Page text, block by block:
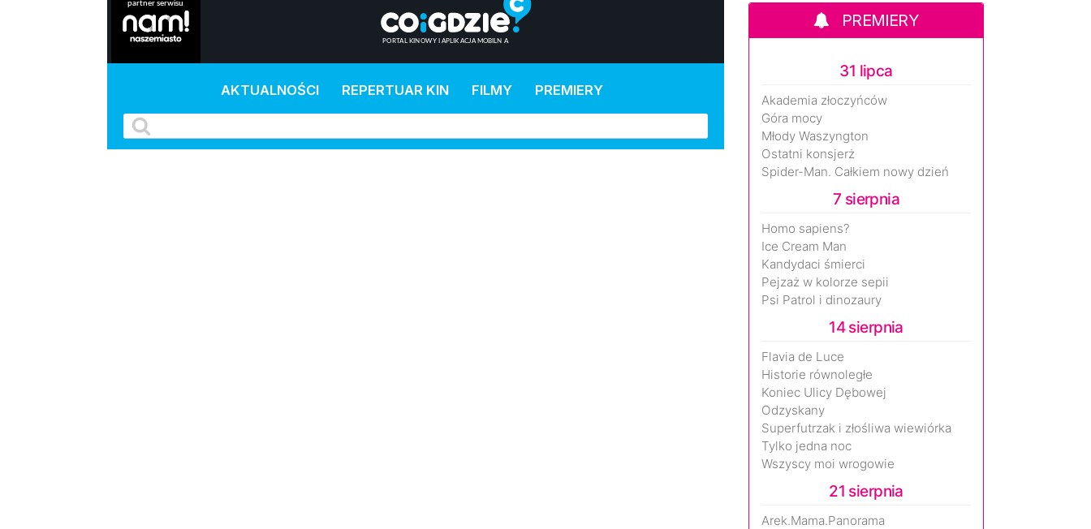
PREMIERY
31 lipca
Akademia złoczyńców
Góra mocy
Młody Waszyngton
Ostatni konsjerż
Spider-Man. Całkiem nowy dzień
7 sierpnia
Homo sapiens?
Ice Cream Man
Kandydaci śmierci
Pejzaż w kolorze sepii
Psi Patrol i dinozaury
14 sierpnia
Flavia de Luce
Historie równoległe
Koniec Ulicy Dębowej
Odzyskany
Superfutrzak i złośliwa wiewiórka
Tylko jedna noc
Wszyscy moi wrogowie
21 sierpnia
Arek.Mama.Panorama